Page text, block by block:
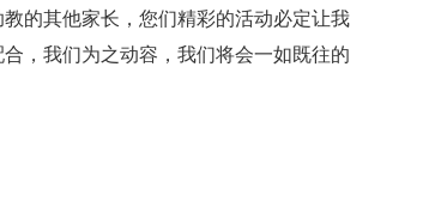
的其他家长，您们精彩的活动必定让我
，我们为之动容，我们将会一如既往的